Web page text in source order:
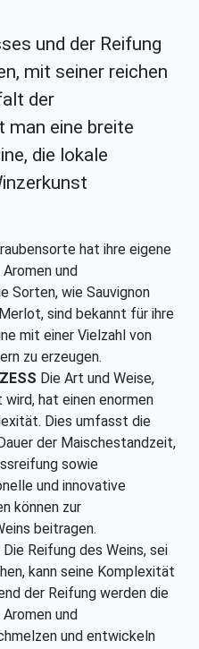
und der Reifung
mit seiner reichen
der
man eine breite
die lokale
hat ihre eigene
und
Sorten, wie Sauvignon
sind bekannt für ihre
mit einer Vielzahl von
zu erzeugen.
Die Art und Weise,
hat einen enormen
Dies umfasst die
der Maischestandzeit,
sowie
und innovative
können zur
beitragen.
Die Reifung des Weins, sei
kann seine Komplexität
der Reifung werden die
und
und entwickeln